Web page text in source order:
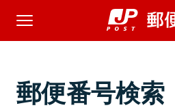
郵便番号検索